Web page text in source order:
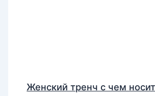
Женский тренч с чем